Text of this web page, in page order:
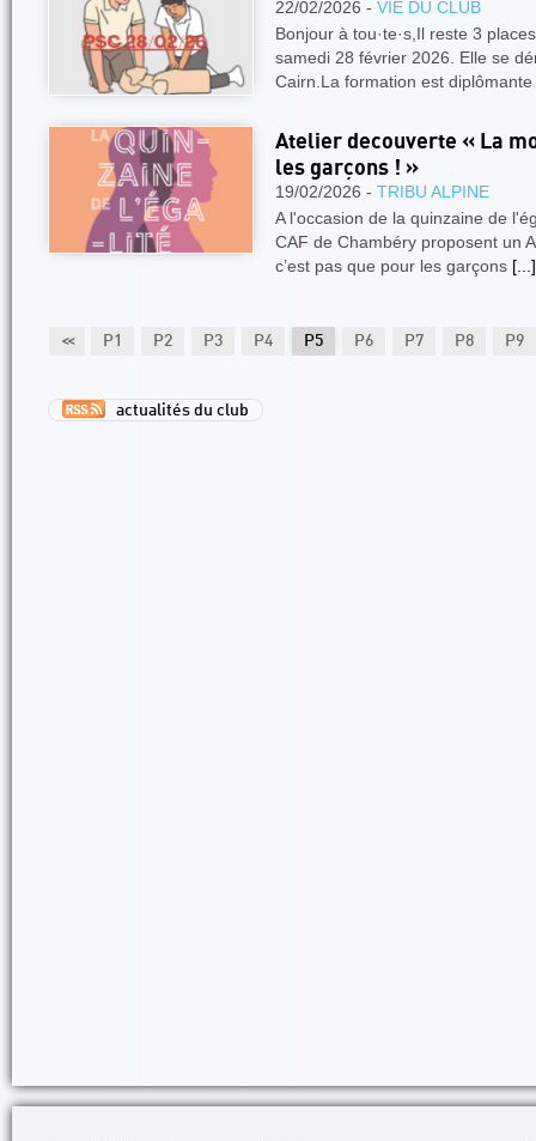
22/02/2026 - VIE DU CLUB
Bonjour à tou·te·s,Il reste 3
samedi 28 février 2026. Elle se
Cairn.La formation est
Atelier decouverte « La
les garçons ! »
19/02/2026 - TRIBU ALPINE
A l'occasion de la quinzaine de
CAF de Chambéry proposent un
c’est pas que pour les garçons [...]
<< P1 P2 P3 P4 P5 P6 P7 P8 P9
actualités du club